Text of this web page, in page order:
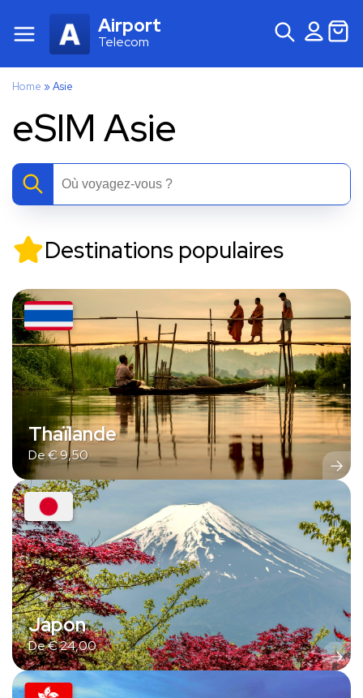
Airport
Telecom
Home »Asie
eSIM Asie
Destinations populaires
Thaïlande
De€9,50
Japon
De€24,00